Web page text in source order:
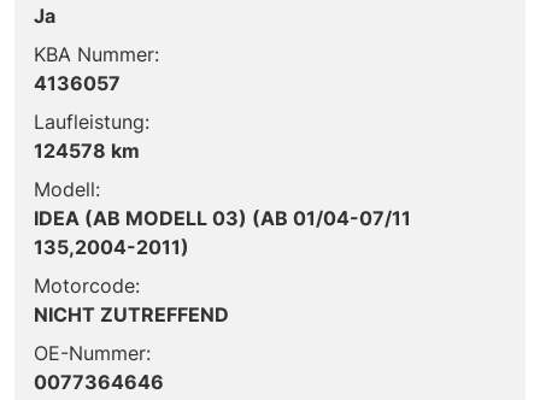
Ja
KBA Nummer:
4136057
Laufleistung:
124578 km
Modell:
IDEA (AB MODELL 03) (AB 01/04-07/11
135,2004-2011)
Motorcode:
NICHT ZUTREFFEND
OE-Nummer:
0077364646